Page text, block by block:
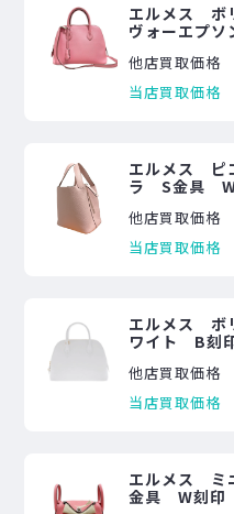
エルメス
ヴォーエプ
他店買取価格
当店買取価格
エルメス ピ
ラ S金具 W
他店買取価格
当店買取価格
エルメス
ワイト B刻
他店買取価格
当店買取価格
エルメス ミ
金具 W刻印